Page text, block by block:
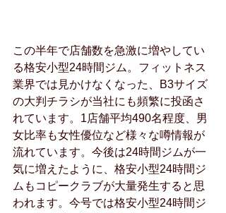
この半年で店舗数を急激に増やしてい
る格安小型24時間ジム。フィットネス
業界では見かけなくなった、B3サイズ
の大判チラシが当社にも頻繁に投函さ
れています。1店舗平均490名程度、男
女比率も女性優位など様々な噂情報が
流れています。今後は24時間ジムが一
気に増えたように、格安小型24時間ジ
ムもコピークラブが大量発生すると思
われます。今号では格安小型24時間ジ